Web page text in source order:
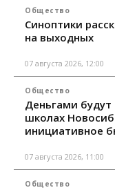
Общество
Синоптики
на выходных
07 августа 2026, 12:00
Общество
Деньгами будут
школах
инициативное
07 августа 2026, 11:00
Общество